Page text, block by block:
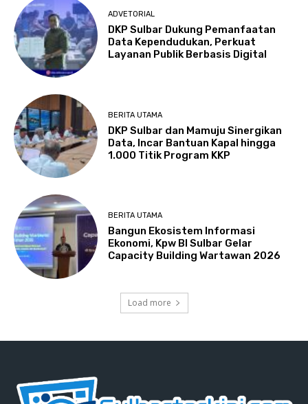
ADVETORIAL
DKP Sulbar Dukung Pemanfaatan
Data Kependudukan, Perkuat
Layanan Publik Berbasis Digital
BERITA UTAMA
DKP Sulbar dan Mamuju Sinergikan
Data, Incar Bantuan Kapal hingga
1.000 Titik Program KKP
BERITA UTAMA
Bangun Ekosistem Informasi
Ekonomi, Kpw BI Sulbar Gelar
Capacity Building Wartawan 2026
Load more